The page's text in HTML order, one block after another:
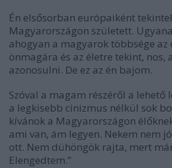
Én elsősorban európaiként
Magyarországon született.
ahogyan a magyarok többsége az
önmagára és az életre tekint, nos,
azonosulni. De ez az én bajom.
Szóval a magam részéről a lehető
a legkisebb cinizmus nélkül sok
kívánok a Magyarországon
ami van, ám legyen. Nekem nem
ott. Nem dühöngök rajta, mert
Elengedtem.”